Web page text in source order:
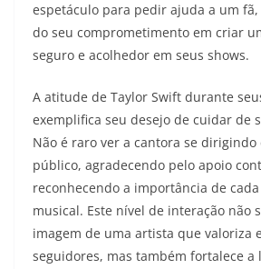
espetáculo para pedir ajuda a um
do seu comprometimento em criar
seguro e acolhedor em seus shows.
A atitude de Taylor Swift durante
exemplifica seu desejo de cuidar de
Não é raro ver a cantora se
público, agradecendo pelo apoio
reconhecendo a importância de
musical. Este nível de interação não
imagem de uma artista que valoriza
seguidores, mas também fortalece a